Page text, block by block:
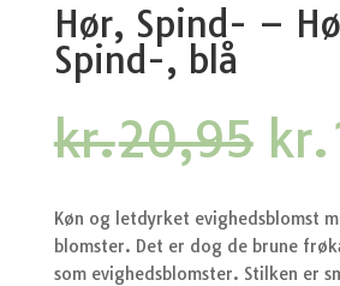
Hør, Spind- –
Spind-, blå
kr.20,95
pris
kr.
Køn og letdyrket evighedsblomst
blomster. Det er dog de brune
som evighedsblomster. Stilken er